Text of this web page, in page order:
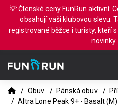
/ Obuv / Pánská obuv /
/ Altra Lone Peak 9+ - Basalt (M)
💡 Členské ceny FunRun aktivní:
obsahují vaši klubovou slevu.
registrované běžce i turisty, kteří
novinky.